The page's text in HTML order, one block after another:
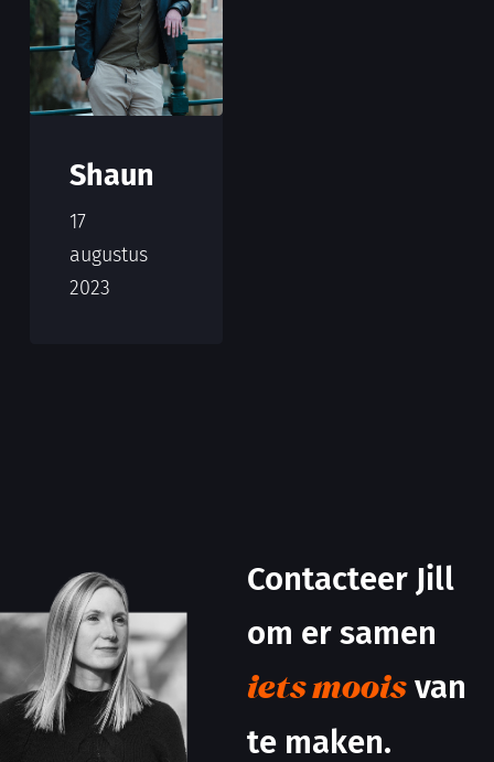
Shaun
17
augustus
2023
Contacteer Jill
om er samen
iets moois van
te maken.